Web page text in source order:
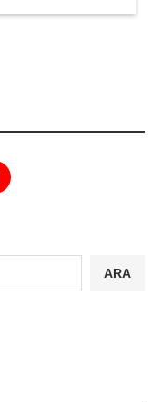
ARA